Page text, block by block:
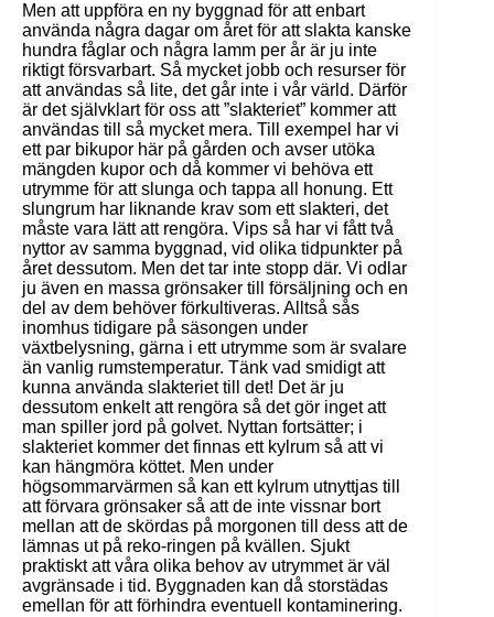
Men att uppföra en ny byggnad för att enbart
använda några dagar om året för att slakta kanske
hundra fåglar och några lamm per år är ju inte
riktigt försvarbart. Så mycket jobb och resurser för
att användas så lite, det går inte i vår värld. Därför
är det självklart för oss att ”slakteriet” kommer att
användas till så mycket mera. Till exempel har vi
ett par bikupor här på gården och avser utöka
mängden kupor och då kommer vi behöva ett
utrymme för att slunga och tappa all honung. Ett
slungrum har liknande krav som ett slakteri, det
måste vara lätt att rengöra. Vips så har vi fått två
nyttor av samma byggnad, vid olika tidpunkter på
året dessutom. Men det tar inte stopp där. Vi odlar
ju även en massa grönsaker till försäljning och en
del av dem behöver förkultiveras. Alltså sås
inomhus tidigare på säsongen under
växtbelysning, gärna i ett utrymme som är svalare
än vanlig rumstemperatur. Tänk vad smidigt att
kunna använda slakteriet till det! Det är ju
dessutom enkelt att rengöra så det gör inget att
man spiller jord på golvet. Nyttan fortsätter; i
slakteriet kommer det finnas ett kylrum så att vi
kan hängmöra köttet. Men under
högsommarvärmen så kan ett kylrum utnyttjas till
att förvara grönsaker så att de inte vissnar bort
mellan att de skördas på morgonen till dess att de
lämnas ut på reko-ringen på kvällen. Sjukt
praktiskt att våra olika behov av utrymmet är väl
avgränsade i tid. Byggnaden kan då storstädas
emellan för att förhindra eventuell kontaminering.